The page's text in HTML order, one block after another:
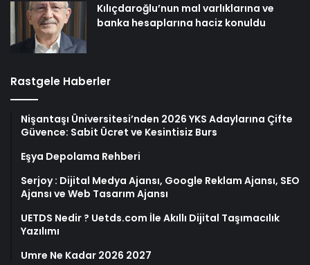
Kılıçdaroğlu’nun mal varlıklarına ve
banka hesaplarına haciz konuldu
Rastgele Haberler
Nişantaşı Üniversitesi’nden 2026 YKS Adaylarına Çifte
Güvence: Sabit Ücret ve Kesintisiz Burs
Eşya Depolama Rehberi
Serjoy : Dijital Medya Ajansı, Google Reklam Ajansı, SEO
Ajansı ve Web Tasarım Ajansı
UETDS Nedir ? Uetds.com İle Akıllı Dijital Taşımacılık
Yazılımı
Umre Ne Kadar 2026 2027